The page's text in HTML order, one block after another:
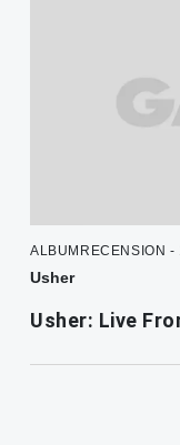
ALBUMRECENSION -
Usher
Usher: Live